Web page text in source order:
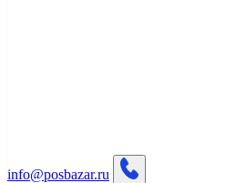
info@posbazar.ru